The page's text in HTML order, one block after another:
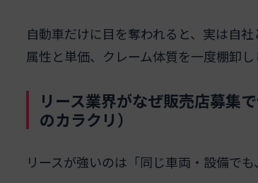
自動車だけに目を奪われると、実は自
属性と単価、クレーム体質を一度棚卸し
リース業界がなぜ販売店募集
のカラクリ）
リースが強いのは「同じ車両・設備で